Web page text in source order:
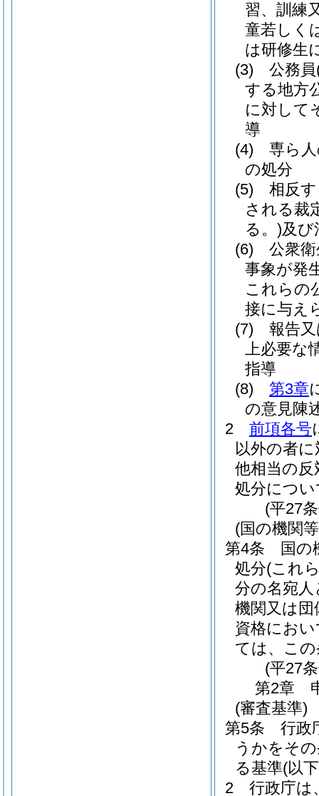
習、訓練
童若しく
は研修生
(3)
公務員
する地方
に対して
導
(4)
専ら
の処分
(5)
相反
される裁
る。)及び
(6)
公衆
事象が発
これらの
接に与え
(7)
報告
上必要な
指導
(8)
第3章
の意見陳
2
前項各号
以外の者
他相当の
処分につ
(平27
(国の機関
第4条
国の
処分(これ
分の名宛
機関又は
資格にお
ては、こ
(平27
第2章
(審査基準)
第5条
行政
うかをそ
る基準(以
2
行政庁は